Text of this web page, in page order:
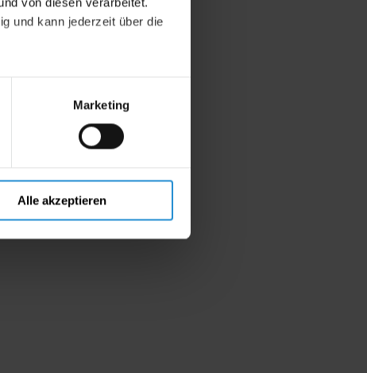
und kann jederzeit über die
Marketing
Alle akzeptieren